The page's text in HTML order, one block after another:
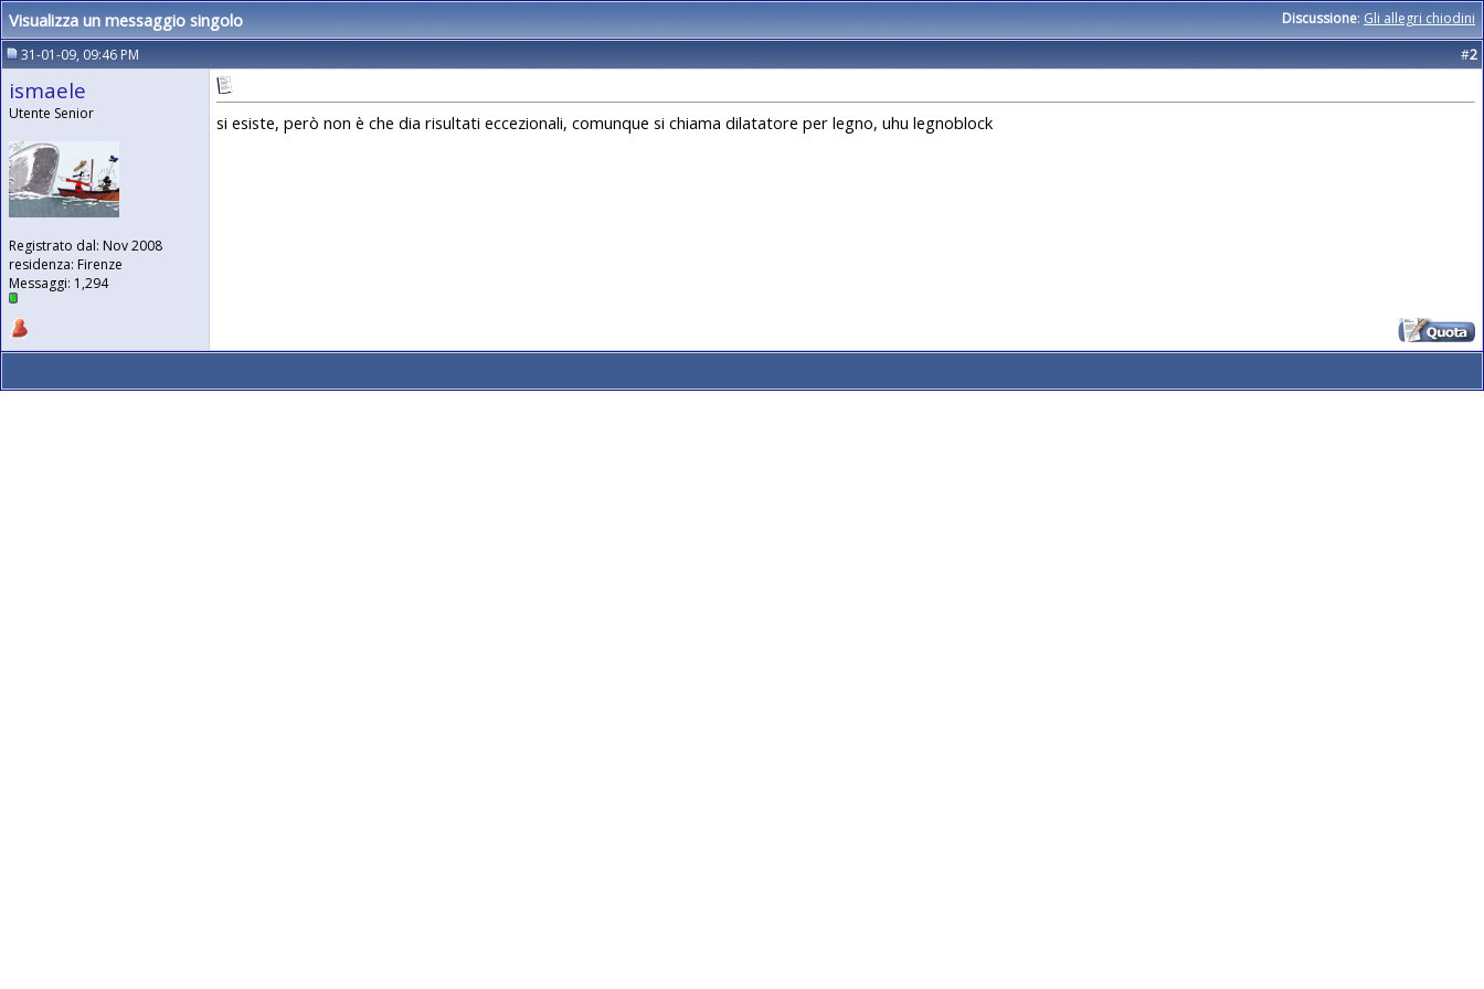
Discussione: Gli allegri chiodini
Visualizza un messaggio singolo
31-01-09, 09:46 PM #2
ismaele
Utente Senior
Registrato dal: Nov 2008
residenza: Firenze
Messaggi: 1,294
si esiste, però non è che dia risultati eccezionali, comunque si chiama dilatatore per legno, uhu legnoblock